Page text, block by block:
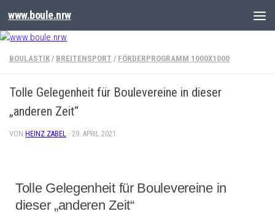
www.boule.nrw
BOULASTIK / BREITENSPORT / FÖRDERPROGRAMM 1000X1000
Tolle Gelegenheit für Boulevereine in dieser
„anderen Zeit“
VON HEINZ ZABEL · 29. APRIL 2021
Tolle Gelegenheit für Boulevereine in
dieser „anderen Zeit“